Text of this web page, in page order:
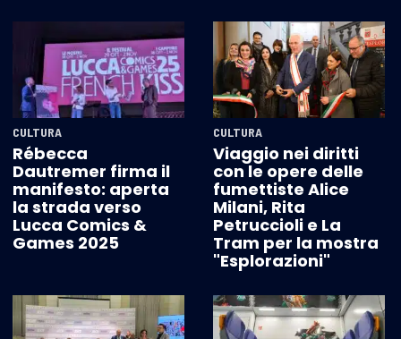
CULTURA
Rébecca
Dautremer firma il
manifesto: aperta
la strada verso
Lucca Comics &
Games 2025
CULTURA
Viaggio nei diritti
con le opere delle
fumettiste Alice
Milani, Rita
Petruccioli e La
Tram per la mostra
"Esplorazioni"